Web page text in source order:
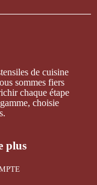
de cuisine
sommes fiers
chaque étape
choisie
plus